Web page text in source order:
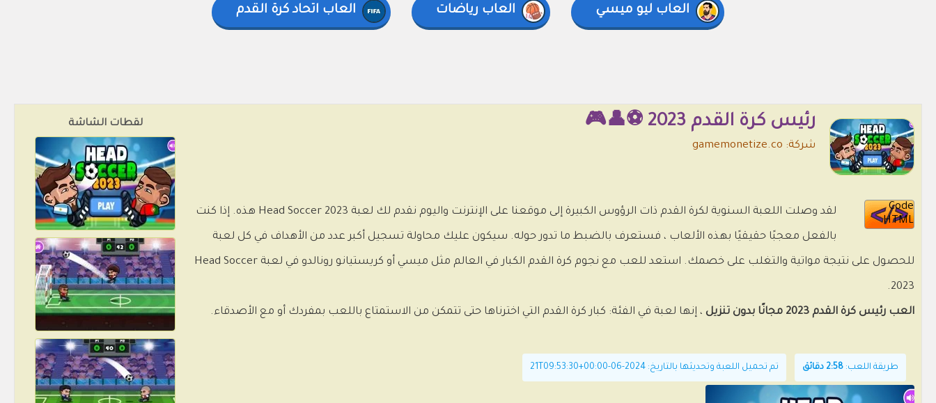
العاب ليو ميسي العاب رياضات العاب اتحاد كرة القدم
لقطات الشاشة رئيس كرة القدم 2023 ⚽👤🎮
شركة: gamemonetize.co
Code
HTML
لقد وصلت اللعبة السنوية لكرة القدم ذات الرؤوس الكبيرة إلى موقعنا على الإنترنت واليوم نقدم لك لعبة Head Soccer 2023 هذه. إذا كنت
بالفعل معجبًا حقيقيًا بهذه الألعاب ، فستعرف بالضبط ما تدور حوله. سيكون عليك محاولة تسجيل أكبر عدد من الأهداف في كل لعبة
للحصول على نتيجة مواتية والتغلب على خصمك. استعد للعب مع نجوم كرة القدم الكبار في العالم مثل ميسي أو كريستيانو رونالدو في لعبة Head Soccer
2023.
العب رئيس كرة القدم 2023 مجانًا بدون تنزيل ، إنها لعبة في الفئة: كبار كرة القدم التي اخترناها حتى تتمكن من الاستمتاع باللعب بمفردك أو مع الأصدقاء.
طريقة اللعب: 2:58 دقائق تم تحميل اللعبة وتحديثها بالتاريخ: 2024-06-21T09:53:30+00:00